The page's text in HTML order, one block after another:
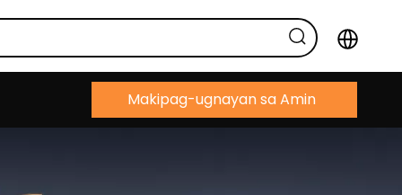
Makipag-ugnayan sa Amin